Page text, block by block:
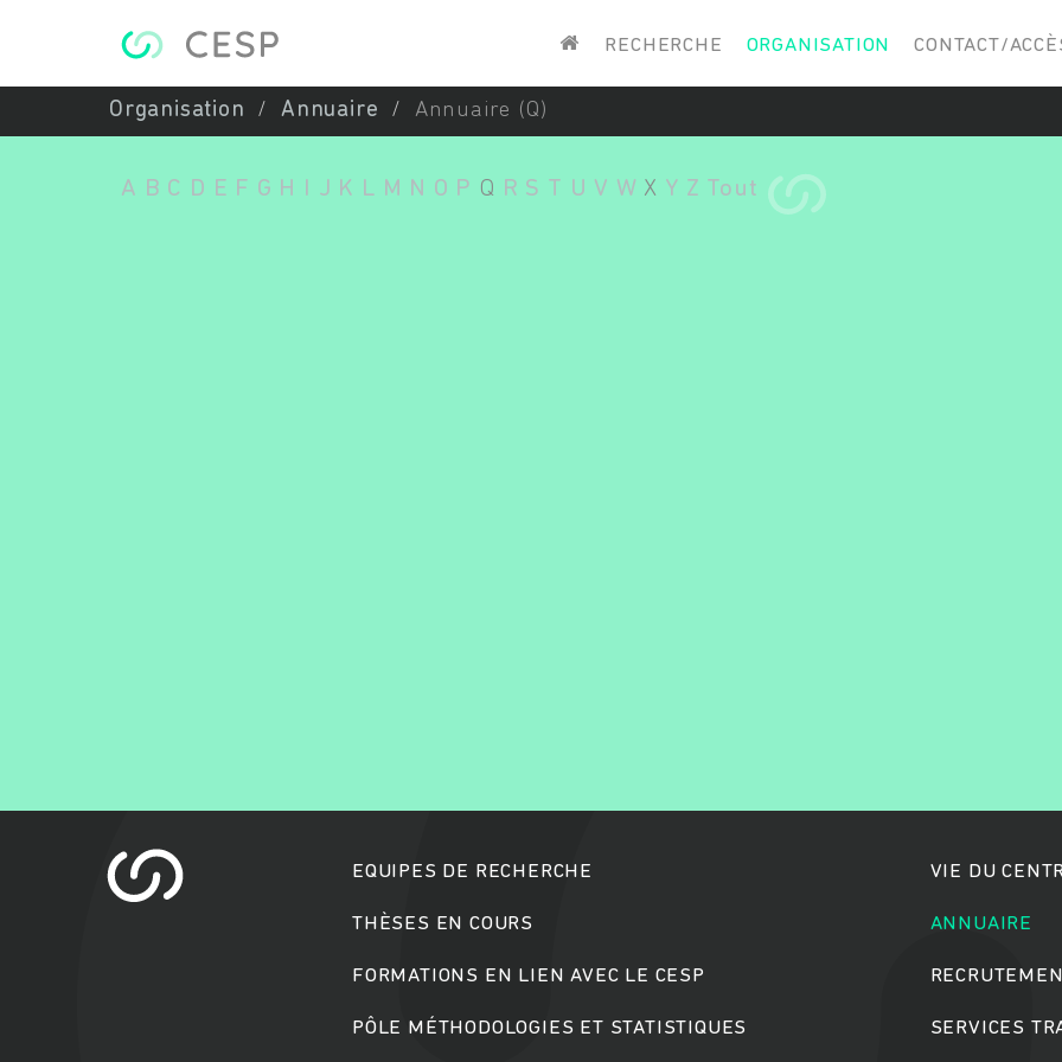
RECHERCHE ORGANISATION CONTACT/
Organisation Annuaire Annuaire (Q)
A B C D E F G H J K L M N O P Q R S T U V W X Y Z Tout
EQUIPES DE RECHERCHE
THÈSES EN COURS
FORMATIONS EN LIEN AVEC LE CESP
PÔLE MÉTHODOLOGIES ET STATISTIQUES
VIE DU
ANNUAIRE
SERVICES